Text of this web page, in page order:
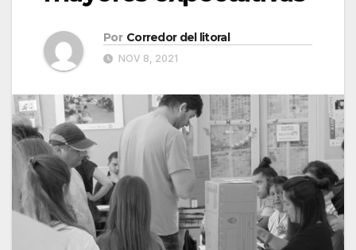
Por Corredor del litoral
NOV 8, 2021